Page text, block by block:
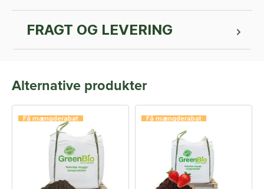
FRAGT OG LEVERING
Alternative produkter
Få mængderabat Få mængderabat